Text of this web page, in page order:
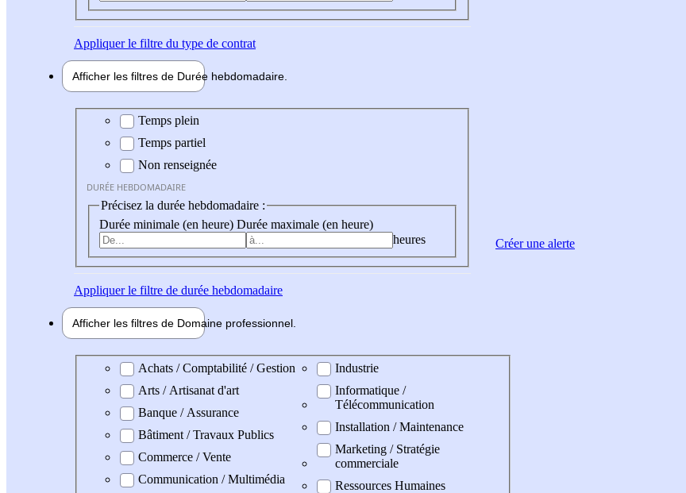
Appliquerle filtre du type de contrat
Afficher les filtres de Durée hebdomadaire
Durée hebdomadaire
Temps plein
Temps partiel
Non renseignée
DURÉE HEBDOMADAIRE
Précisez la durée hebdomadaire :
Durée minimale (en heure) Durée maximale (en heure)
heures
Appliquerle filtre de durée hebdomadaire
Afficher les filtres de Domaine professionnel
Domaine professionel
Achats / Comptabilité / Gestion
Arts / Artisanat d'art
Banque / Assurance
Bâtiment / Travaux Publics
Commerce / Vente
Communication / Multimédia
Industrie
Informatique /
Télécommunication
Installation / Maintenance
Marketing / Stratégie
commerciale
Ressources Humaines
Créer une alerte